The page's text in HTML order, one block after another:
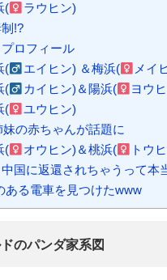
(
ラウヒン)
!?
ロフィール
( エイヒン) ＆梅浜(
メイ
( カイヒン)＆陽浜(
ヨウ
(
ユウヒン)
の赤ちゃんが話題に
( オウヒン)＆桃浜(
トウ
国に返還されちゃうって本
ある電車を見つけたwww
のパンダ家系図